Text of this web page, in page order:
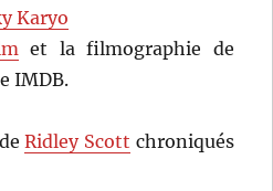
Karyo
et la filmographie de
IMDB.
Ridley Scott chroniqués